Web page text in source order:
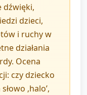
dźwięki,
dzieci,
i ruchy w
działania
Ocena
czy dziecko
‚halo’,